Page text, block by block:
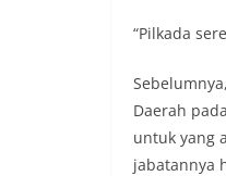
“Pilkada
Daerah
untuk yang
jabatannya